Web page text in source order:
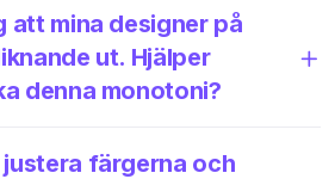
att mina designer på
ut. Hjälper
denna monotoni?
färgerna och